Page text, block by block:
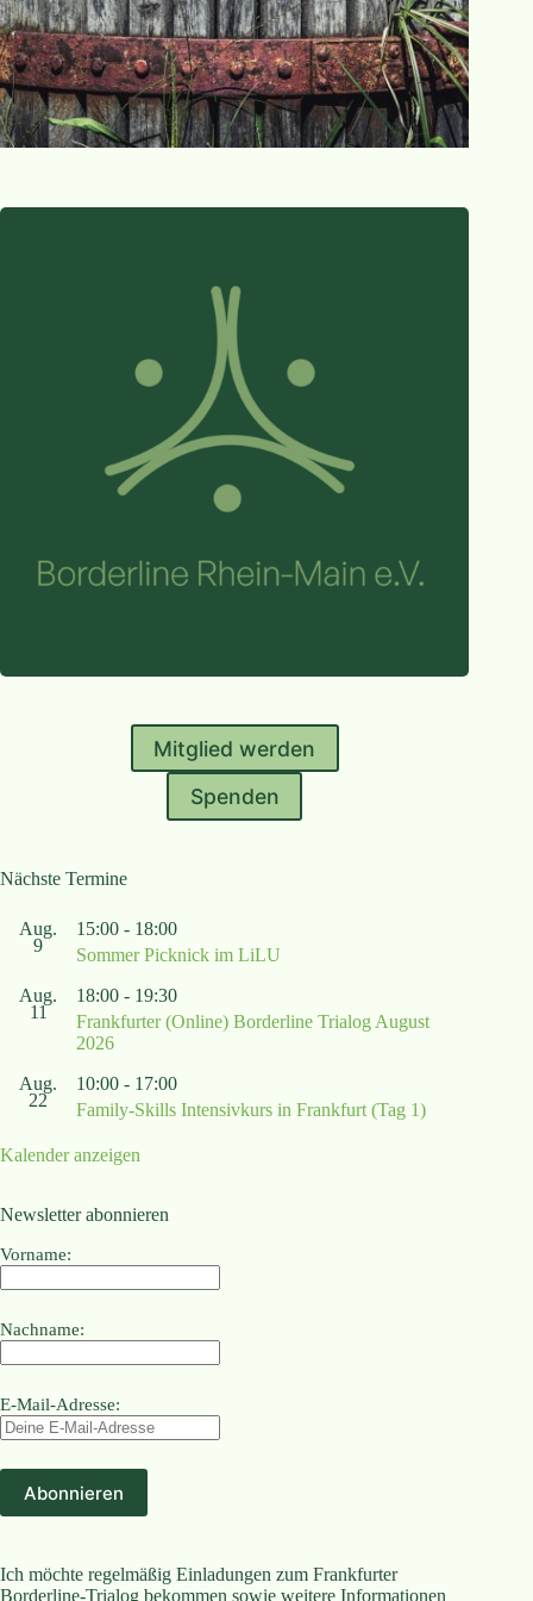
Mitglied werden
Spenden
Nächste Termine
Aug.
9
15:00 - 18:00
Sommer Picknick im LiLU
Aug.
11
18:00 - 19:30
Frankfurter (Online) Borderline Trialog August
2026
Aug.
22
10:00 - 17:00
Family-Skills Intensivkurs in Frankfurt (Tag 1)
Kalender anzeigen
Newsletter abonnieren
Vorname:
Nachname:
E-Mail-Adresse:
Ich möchte regelmäßig Einladungen zum Frankfurter
Borderline-Trialog bekommen sowie weitere Informationen